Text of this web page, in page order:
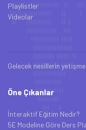
Playlistler
Videolar
Gelecek nesillerin
Öne Çıkanlar
İnteraktif Eğitim Nedir?
5E Modeline Göre Ders